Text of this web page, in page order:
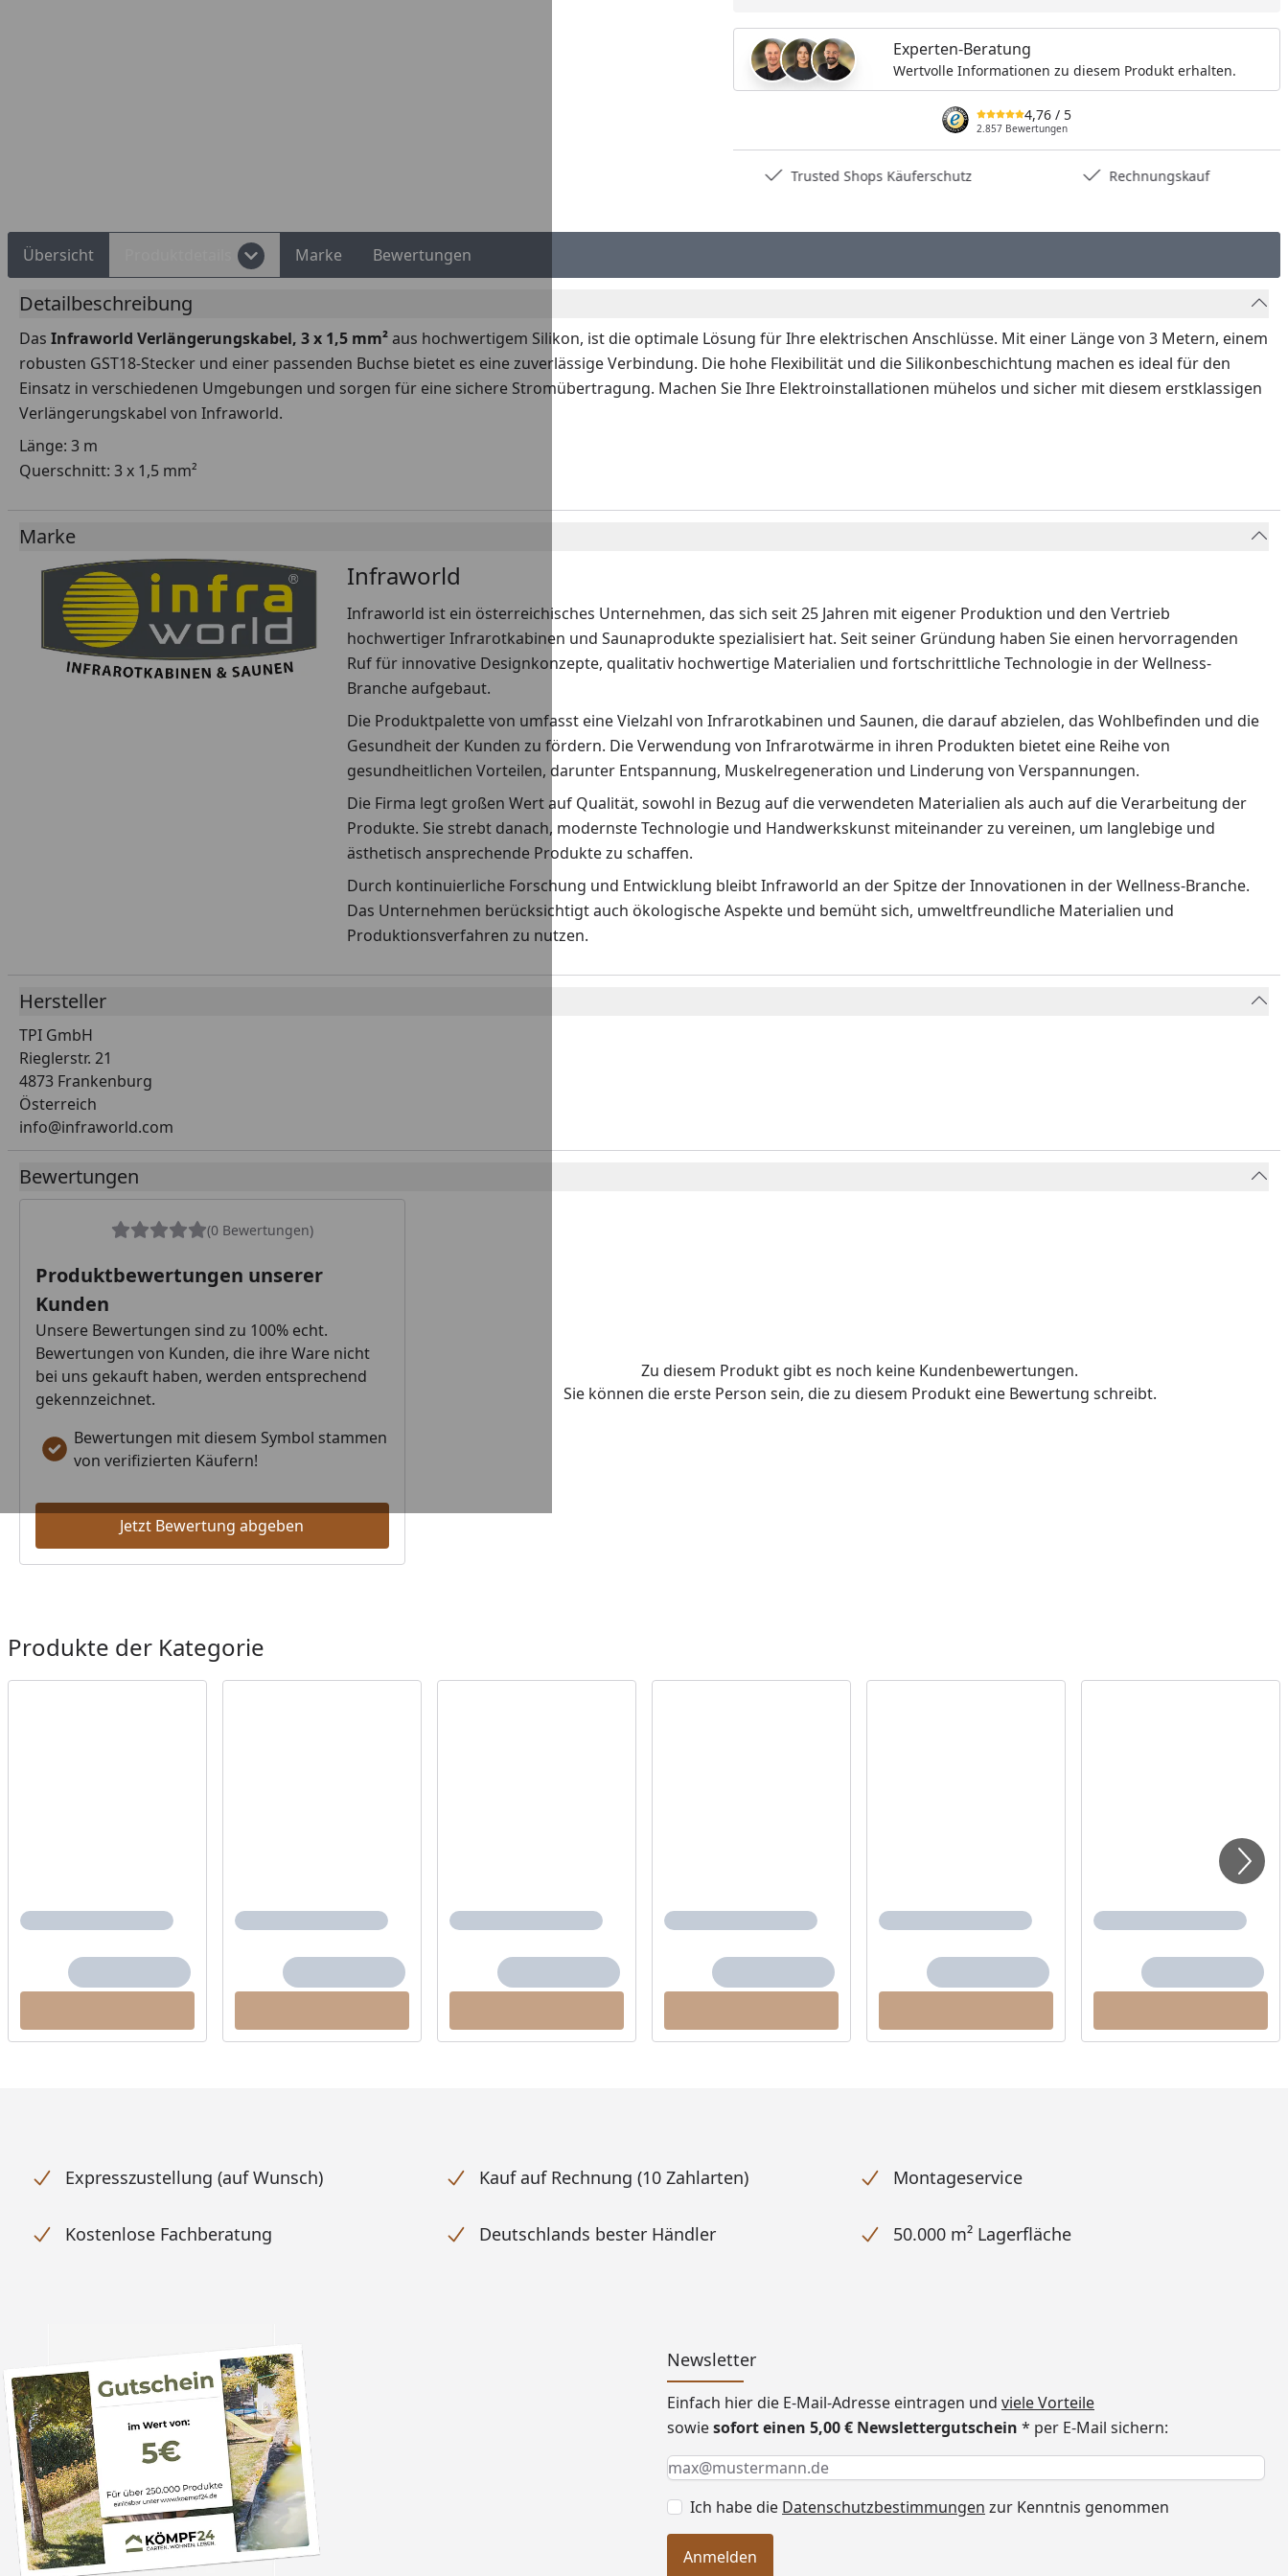
Experten-Beratung
Wertvolle Informationen zu diesem Produkt erhalten.
4,76 / 5
2.857 Bewertungen
Trusted Shops Käuferschutz Rechnungskauf
Übersicht Marke Bewertungen
Detailbeschreibung
Das Infraworld Verlängerungskabel, 3 x 1,5 mm²aus hochwertigem Silikon, ist die optimale Lösung für Ihre elektrischen Anschlüsse. Mit einer Länge von 3 Metern, einem
robusten GST18-Stecker und einer passenden Buchse bietet es eine zuverlässige Verbindung. Die hohe Flexibilität und die Silikonbeschichtung machen es ideal für den
Einsatz in verschiedenen Umgebungen und sorgen für eine sichere Stromübertragung. Machen Sie Ihre Elektroinstallationen mühelos und sicher mit diesem erstklassigen
Verlängerungskabel von Infraworld.
Länge: 3 m
Querschnitt: 3 x 1,5 mm²
Marke
Infraworld
Infraworld ist ein österreichisches Unternehmen, das sich seit 25 Jahren mit eigener Produktion und den Vertrieb
hochwertiger Infrarotkabinen und Saunaprodukte spezialisiert hat. Seit seiner Gründung haben Sie einen hervorragenden
Ruf für innovative Designkonzepte, qualitativ hochwertige Materialien und fortschrittliche Technologie in der Wellness-
Branche aufgebaut.
Die Produktpalette von umfasst eine Vielzahl von Infrarotkabinen und Saunen, die darauf abzielen, das Wohlbefinden und die
Gesundheit der Kunden zu fördern. Die Verwendung von Infrarotwärme in ihren Produkten bietet eine Reihe von
gesundheitlichen Vorteilen, darunter Entspannung, Muskelregeneration und Linderung von Verspannungen.
Die Firma legt großen Wert auf Qualität, sowohl in Bezug auf die verwendeten Materialien als auch auf die Verarbeitung der
Produkte. Sie strebt danach, modernste Technologie und Handwerkskunst miteinander zu vereinen, um langlebige und
ästhetisch ansprechende Produkte zu schaffen.
Durch kontinuierliche Forschung und Entwicklung bleibt Infraworld an der Spitze der Innovationen in der Wellness-Branche.
Das Unternehmen berücksichtigt auch ökologische Aspekte und bemüht sich, umweltfreundliche Materialien und
Produktionsverfahren zu nutzen.
Hersteller
TPI GmbH
Rieglerstr. 21
4873 Frankenburg
Österreich
info@infraworld.com
Bewertungen
(0 Bewertungen)
Produktbewertungen unserer
Kunden
Unsere Bewertungen sind zu 100% echt.
Bewertungen von Kunden, die ihre Ware nicht
bei uns gekauft haben, werden entsprechend
gekennzeichnet.
Bewertungen mit diesem Symbol stammen
von verifizierten Käufern!
Jetzt Bewertung abgeben
Zu diesem Produkt gibt es noch keine Kundenbewertungen.
Sie können die erste Person sein, die zu diesem Produkt eine Bewertung schreibt.
Produkte der Kategorie
Expresszustellung (auf Wunsch) Kauf auf Rechnung (10 Zahlarten) Montageservice
Kostenlose Fachberatung Deutschlands bester Händler 50.000 m² Lagerfläche
Newsletter
Einfach hier die E-Mail-Adresse eintragen und viele Vorteile
sowiesofort einen 5,00 € Newslettergutschein * per E-Mail sichern:
Keine Eingabe erforderlich
Eingabe erforderlich
E-Mail *
Ich habe die Datenschutzbestimmungen zur Kenntnis genommen
Anmelden